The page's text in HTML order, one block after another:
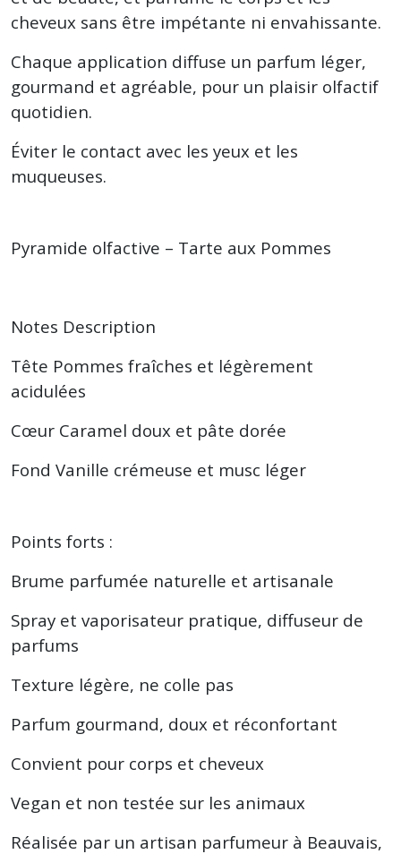
cheveux sans être impétante ni envahissante.
Chaque application diffuse un parfum léger,
gourmand et agréable, pour un plaisir olfactif
quotidien.
Éviter le contact avec les yeux et les
muqueuses.
Pyramide olfactive – Tarte aux Pommes
Notes Description
Tête Pommes fraîches et légèrement
acidulées
Cœur Caramel doux et pâte dorée
Fond Vanille crémeuse et musc léger
Points forts :
Brume parfumée naturelle et artisanale
Spray et vaporisateur pratique, diffuseur de
parfums
Texture légère, ne colle pas
Parfum gourmand, doux et réconfortant
Convient pour corps et cheveux
Vegan et non testée sur les animaux
Réalisée par un artisan parfumeur à Beauvais,